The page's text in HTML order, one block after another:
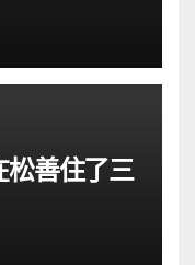
松善住了三